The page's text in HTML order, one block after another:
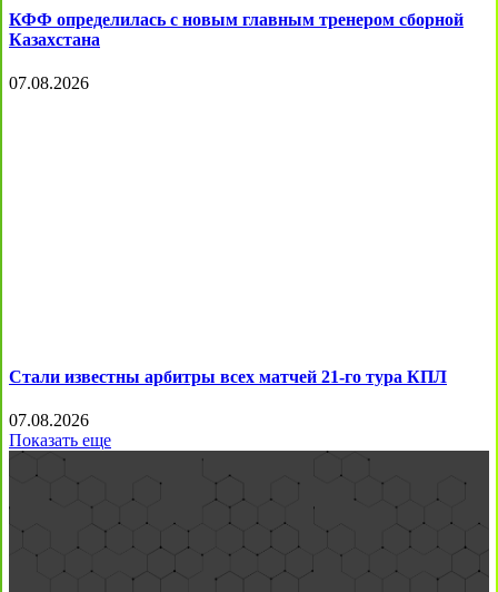
КФФ определилась с новым главным тренером сборной
Казахстана
07.08.2026
Стали известны арбитры всех матчей 21-го тура КПЛ
07.08.2026
Показать еще